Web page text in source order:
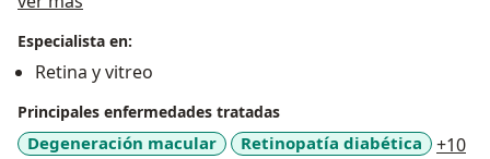
retinopatía diabética, la degeneración macular
relacionada con la edad, el desprendimiento de retina
y el trauma ocular, entre otras. Me caracterizo por
brindar una atención humana, integral y centrada en
las necesidades de mis pacientes, apoyada en el uso
de tecnología de vanguardia para el diagnóstico y
Especialista en:
Retina y vitreo
Principales enfermedades tratadas
Degeneración macular Retinopatía diabética +10